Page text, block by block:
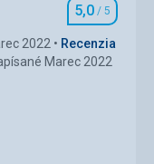
pomocou
2,0/ 5
2,0/ 5
Hodnotenie
5,0 / 5
2022
Recenzia
Marec 2022